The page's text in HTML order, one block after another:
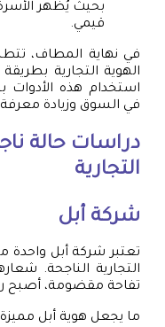
بحيث يُظهر
قيمي.
في نهاية المطاف،
الهوية التجارية
استخدام هذه
في السوق وزيادة
دراسات حالة
التجارية
شركة أبل
تعتبر شركة أبل واحدة
التجارية الناجحة.
تفاحة مقضومة، أصبح
ما يجعل هوية أبل مميزة